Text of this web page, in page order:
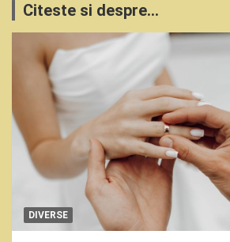
Citeste si despre...
DIVERSE